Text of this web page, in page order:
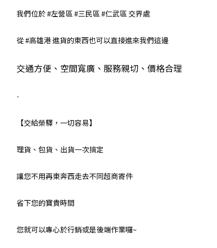
我們位於 #左營區#三民區#仁武區 交界處
從 #高雄港 進貨的東西也可以直接進來我們這邊
交通方便、空間寬廣、服務親切、價格合理
-
【交給榮驛，一切容易】
理貨、包貨、出貨一次搞定
讓您不用再東奔西走去不同超商寄件
省下您的寶貴時間
您就可以專心於行銷或是後端作業囉~